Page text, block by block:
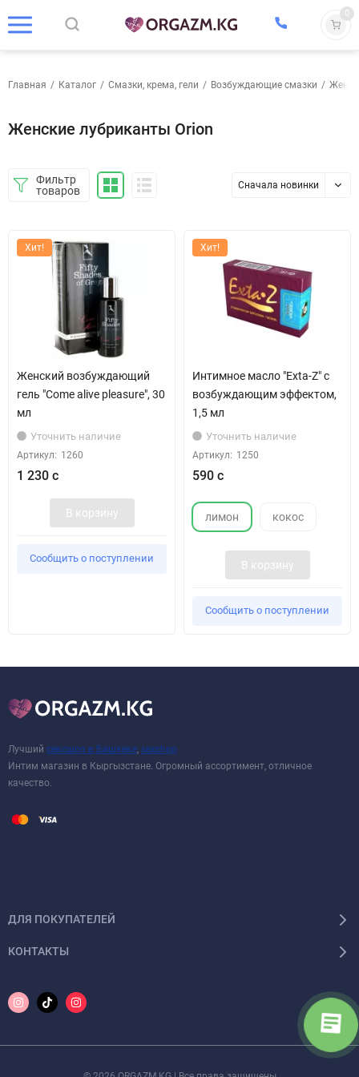
0
Главная / Каталог / Смазки, крема, гели / Возбуждающие смазки /
Женские лубриканты Orion
Фильтр
товаров
Сначала новинки
Хит!
Женский возбуждающий
гель "Come alive pleasure", 30
мл
Уточнить наличие
Артикул: 1260
1 230 с
В корзину
Сообщить о поступлении
Хит!
Интимное масло "Exta-Z" с
возбуждающим эффектом,
1,5 мл
Уточнить наличие
Артикул: 1250
590 с
лимон кокос
В корзину
Сообщить о поступлении
Лучший сексшоп в Бишкеке sexshop
Интим магазин в Кыргызстане. Огромный ассортимент, отличное
качество.
ДЛЯ ПОКУПАТЕЛЕЙ
КОНТАКТЫ